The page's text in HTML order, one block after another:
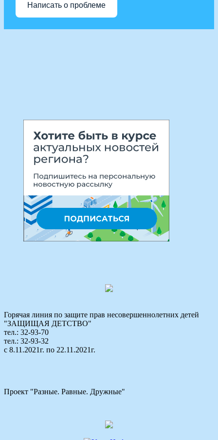
Написать о проблеме
Горячая линия по защите прав несовершеннолетних детей
"ЗАЩИЩАЯ ДЕТСТВО"
тел.: 32-93-70
тел.: 32-93-32
с 8.11.2021г. по 22.11.2021г.
Проект "Разные. Равные. Дружные"